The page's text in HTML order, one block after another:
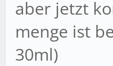
aber jetzt
menge ist
30ml)